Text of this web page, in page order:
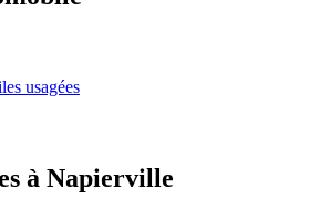
usagées
à Napierville